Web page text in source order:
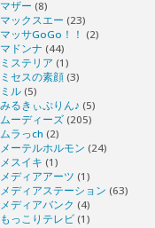
マザー (8)
マックスエー (23)
マッサGoGo！！ (2)
マドンナ (44)
ミステリア (1)
ミセスの素顔 (3)
ミル (5)
みるきぃぷりん♪ (5)
ムーディーズ (205)
ムラっch (2)
メーテルホルモン (24)
メスイキ (1)
メディアアーツ (1)
メディアステーション (63)
メディアバンク (4)
もっこりテレビ (1)